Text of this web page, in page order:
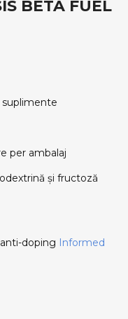
BETA FUEL
suplimente
per ambalaj
și fructoză
doping Informed